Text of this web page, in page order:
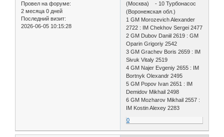
Провел на форуме:
2 месяца 0 дней
Последний визит:
2026-06-05 10:15:28
(Москва) - 10 Турбонасос
(Воронежская обл.)
1 GM Morozevich Alexander
2722 : IM Chekhov Sergei 2477
2 GM Dubov Daniil 2619 : GM
Oparin Grigoriy 2542
3 GM Grachev Boris 2659 : IM
Sivuk Vitaly 2519
4 GM Najer Evgeniy 2655 : IM
Bortnyk Olexandr 2495
5 GM Popov Ivan 2651 : IM
Demidov Mikhail 2498
6 GM Mozharov Mikhail 2557 :
IM Kostin Alexey 2283
0